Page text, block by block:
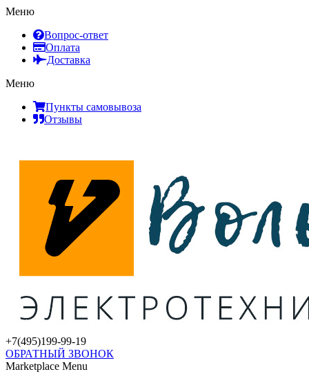
Меню
Вопрос-ответ
Оплата
Доставка
Меню
Пункты самовывоза
Отзывы
+7(495)199-99-19
ОБРАТНЫЙ ЗВОНОК
Marketplace Menu